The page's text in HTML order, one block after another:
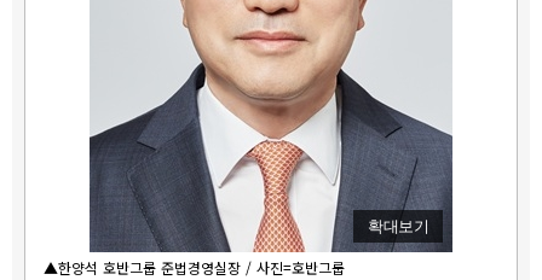
확대보기
▲한양석 호반그룹 준법경영실장 / 사진=호반그룹